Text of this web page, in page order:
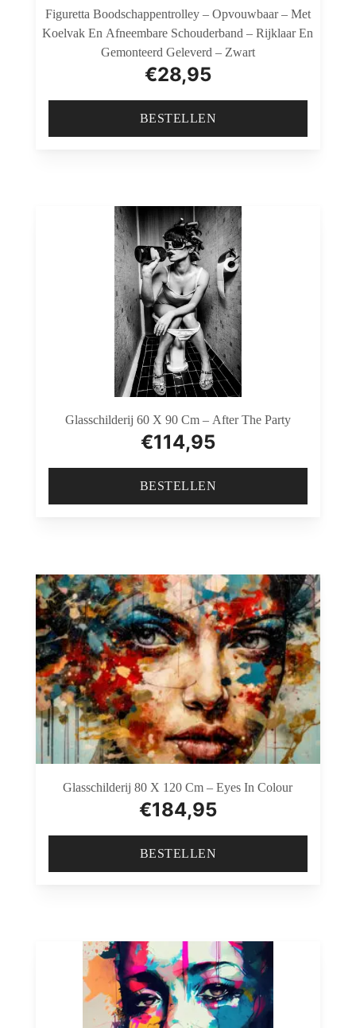
Figuretta Boodschappentrolley – Opvouwbaar – Met
Koelvak En Afneembare Schouderband – Rijklaar En
Gemonteerd Geleverd – Zwart
€28,95
BESTELLEN
Glasschilderij 60 X 90 Cm – After The Party
€114,95
BESTELLEN
Glasschilderij 80 X 120 Cm – Eyes In Colour
€184,95
BESTELLEN